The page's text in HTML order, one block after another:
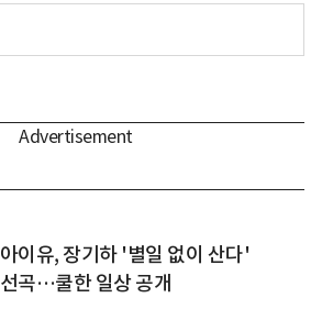
아이유, 장기하 '별일 없이 산다'
선곡…쿨한 일상 공개